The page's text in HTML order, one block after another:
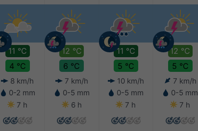
11 °C
4 °C
8 km/h
0-2 mm
7 h
12 °C
6 °C
7 km/h
0-5 mm
6 h
11 °C
5 °C
10 km/h
0-5 mm
7 h
12 °C
5 °C
7 km/h
0-5 mm
7 h